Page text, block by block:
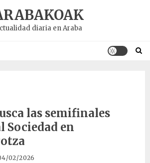
diaria en Araba
las semifinales
Sociedad en
02/2026